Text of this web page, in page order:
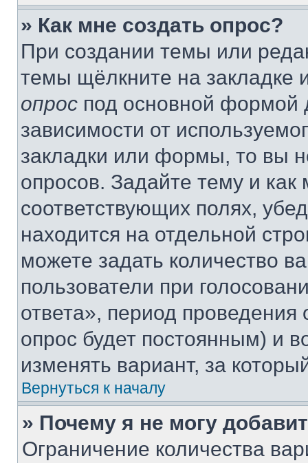
» Как мне создать опрос?
При создании темы или
темы щёлкните на
опрос под основной формой
зависимости от
закладки или формы, то вы
опросов. Задайте тему и
соответствующих полях,
находится на отдельной
можете задать количество
пользователи при
ответа», период проведения
опрос будет постоянным) и
изменять вариант, за
Вернуться к началу
» Почему я не могу
Ограничение количества